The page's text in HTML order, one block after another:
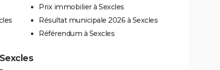
Prix immobilier à Sexcles
Résultat municipale 2026 à Sexcles
Référendum à Sexcles